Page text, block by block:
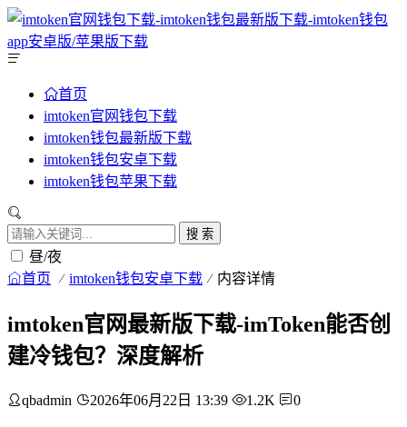
首页
imtoken官网钱包下载
imtoken钱包最新版下载
imtoken钱包安卓下载
imtoken钱包苹果下载
搜 索
昼/夜
首页 imtoken钱包安卓下载 内容详情
imtoken官网最新版下载-imToken能否创
建冷钱包？深度解析
qbadmin 2026年06月22日 13:39 1.2K 0